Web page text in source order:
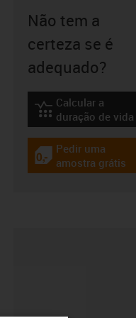
Não tem a
certeza se é
adequado?
igus-icon-
Calcular a
duração de vida
igus-icon-
Pedir uma
amostra grátis